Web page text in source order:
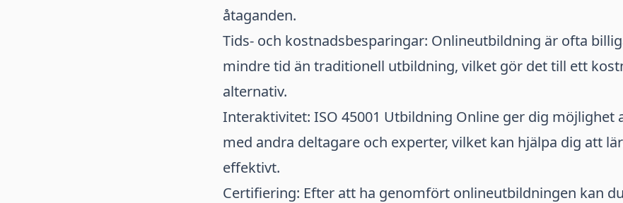
åtaganden.
Tids- och kostnadsbesparingar: Onlineutbildning är ofta
mindre tid än traditionell utbildning, vilket gör det till ett
alternativ.
Interaktivitet: ISO 45001 Utbildning Online ger dig möjlighet
med andra deltagare och experter, vilket kan hjälpa dig att
effektivt.
Certifiering: Efter att ha genomfört onlineutbildningen kan